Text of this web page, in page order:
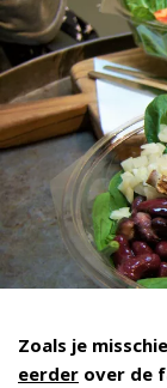
Zoals je
eerder over de